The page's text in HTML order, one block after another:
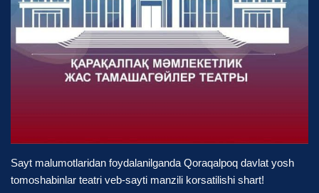
Sayt malumotlaridan foydalanilganda Qoraqalpoq davlat yosh
tomoshabinlar teatri veb-sayti manzili korsatilishi shart!